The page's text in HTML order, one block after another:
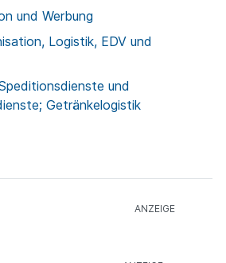
und Werbung
Logistik, EDV und
und
Getränkelogistik